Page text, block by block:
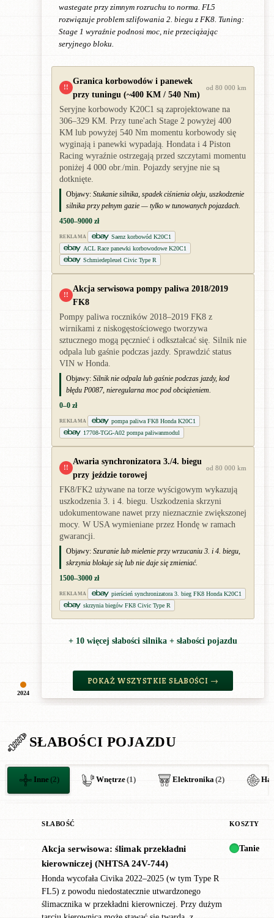
2024
wastegate przy zimnym rozruchu to norma. FL5
rozwiązuje problem szlifowania 2. biegu z FK8. Tuning:
Stage 1 wyraźnie podnosi moc, nie przeciążając
seryjnego bloku.
!!
Granica korbowodów i panewek
przy tuningu (~400 KM / 540 Nm)
od 80 000 km
Seryjne korbowody K20C1 są zaprojektowane na
306–329 KM. Przy tune'ach Stage 2 powyżej 400
KM lub powyżej 540 Nm momentu korbowody się
wyginają i panewki wypadają. Hondata i 4 Piston
Racing wyraźnie ostrzegają przed szczytami momentu
poniżej 4 000 obr./min. Pojazdy seryjne nie są
dotknięte.
Objawy: Stukanie silnika, spadek ciśnienia oleju, uszkodzenie
silnika przy pełnym gazie — tylko w tunowanych pojazdach.
4500–9000 zł
REKLAMA
Saenz korbowód K20C1
ACL Race panewki korbowodowe K20C1
Schmiedepleuel Civic Type R
!!
Akcja serwisowa pompy paliwa 2018/2019
FK8
Pompy paliwa roczników 2018–2019 FK8 z
wirnikami z niskogęstościowego tworzywa
sztucznego mogą pęcznieć i odkształcać się. Silnik nie
odpala lub gaśnie podczas jazdy. Sprawdzić status
VIN w Honda.
Objawy: Silnik nie odpala lub gaśnie podczas jazdy, kod
błędu P0087, nieregularna moc pod obciążeniem.
0–0 zł
REKLAMA
pompa paliwa FK8 Honda K20C1
17708-TGG-A02 pompa paliwanmodul
!!
Awaria synchronizatora 3./4. biegu
przy jeździe torowej
od 80 000 km
FK8/FK2 używane na torze wyścigowym wykazują
uszkodzenia 3. i 4. biegu. Uszkodzenia skrzyni
udokumentowane nawet przy nieznacznie zwiększonej
mocy. W USA wymieniane przez Hondę w ramach
gwarancji.
Objawy: Szuranie lub mielenie przy wrzucaniu 3. i 4. biegu,
skrzynia blokuje się lub nie daje się zmieniać.
1500–3000 zł
REKLAMA
pierścień synchronizatora 3. bieg FK8 Honda K20C1
skrzynia biegów FK8 Civic Type R
+ 10 więcej słabości silnika + słabości pojazdu
POKAŻ WSZYSTKIE SŁABOŚCI →
SŁABOŚCI POJAZDU
Inne(2) Wnętrze(1) Elektronika(2)
SŁABOŚĆ KOSZTY
Akcja serwisowa: ślimak przekładni
kierowniczej (NHTSA 24V-744)
Honda wycofała Civika 2022–2025 (w tym Type R
FL5) z powodu niedostatecznie utwardzonego
ślimacznika w przekładni kierowniczej. Przy dużym
Tanie